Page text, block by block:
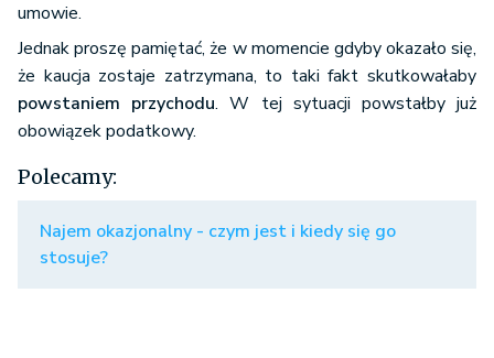
umowie.
Jednak proszę pamiętać, że w momencie gdyby okazało się,
że kaucja zostaje zatrzymana, to taki fakt skutkowałaby
powstaniem przychodu. W tej sytuacji powstałby już
obowiązek podatkowy.
Polecamy:
Najem okazjonalny - czym jest i kiedy się go
stosuje?